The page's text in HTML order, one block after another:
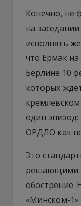
Конечно, не
на
исполнять
что Ермак на
Берлине 10
которых
один
ОРДЛО как
Это
решающими
обострение.
«Минском-1»